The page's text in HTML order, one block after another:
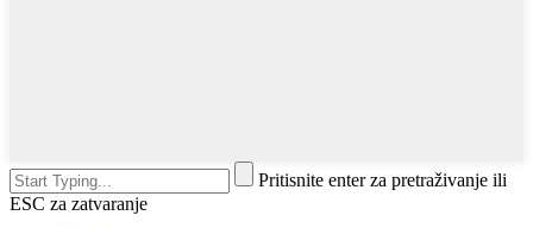
Pritisnite enter za pretraživanje ili
ESC za zatvaranje